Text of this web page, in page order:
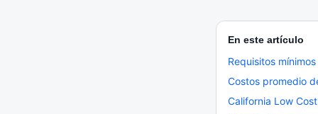
En este artículo
Requisitos
Costos promedio
California Low